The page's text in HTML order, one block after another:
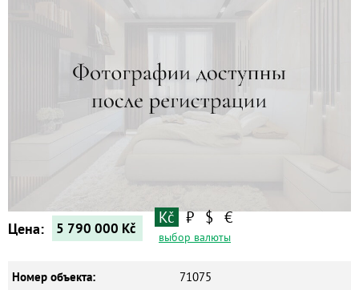
Квартиры
Цена: 5 790 000 Kč
Kč ₽ $ €
выбор валюты
Номер объекта: 71075